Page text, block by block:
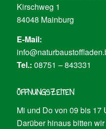
Kirschweg 1
84048 Mainburg
E-Mail:
Tel.: 08751 – 843331
ÖFFNUNGSZEITEN
Mi und Do von 09 bis 17
Darüber hinaus bitten